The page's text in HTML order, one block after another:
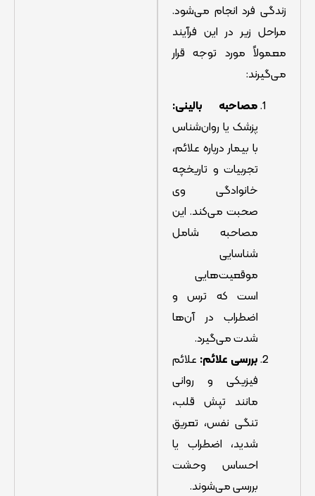
زندگی فرد انجام می‌شود.
مراحل زیر در این فرآیند
معمولاً مورد توجه قرار
می‌گیرند:
مصاحبه بالینی:
پزشک یا روان‌شناس
با بیمار درباره علائم،
تجربیات و تاریخچه
خانوادگی وی
صحبت می‌کند. این
مصاحبه شامل
شناسایی
موقعیت‌هایی
است که ترس و
اضطراب در آن‌ها
شدت می‌گیرد.
بررسی علائم: علائم
فیزیکی و روانی
مانند تپش قلب،
تنگی نفس، تعریق
شدید، اضطراب یا
احساس وحشت
بررسی می‌شوند.